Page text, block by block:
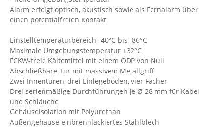
Alarm erfolgt optisch, akustisch sowie als Fernalarm über
einen potentialfreien Kontakt
Einstelltemperaturbereich -40°C bis -86°C
Maximale Umgebungstemperatur +32°C
FCKW-freie Kältemittel mit einem ODP von Null
Abschließbare Tür mit massivem Metallgriff
Zwei Innentüren, drei Einlegeböden, vier Fächer
Drei serienmäßige Durchführungen je Ø 28 mm für Kabel
und Schläuche
Gehäuseisolation mit Polyurethan
Außengehäuse einbrennlackiertes Stahlblech